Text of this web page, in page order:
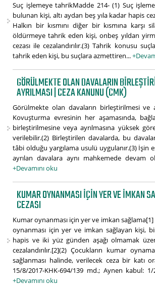
Suç işlemeye tahrikMadde 214- (1) Suç
bulunan kişi, altı aydan beş yıla kadar hapis
Halkın bir kısmını diğer bir kısmına karşı
öldürmeye tahrik eden kişi, onbeş yıldan
cezası ile cezalandırılır.(3) Tahrik konusu
tahrik eden kişi, bu suçlara azmettiren...
GÖRÜLMEKTE OLAN DAVALARIN
AYRILMASI | CEZA KANUNU (CMK)
Görülmekte olan davaların birleştirilmesi ve
Kovuşturma evresinin her aşamasında,
birleştirilmesine veya ayrılmasına yüksek
verilebilir.(2) Birleştirilen davalarda, bu
tâbi olduğu yargılama usulü uygulanır.(3) İşin
ayrılan davalara aynı mahkemede devam
+Devamını oku
KUMAR OYNANMASI IÇIN YER VE IMKAN
CEZASI
Kumar oynanması için yer ve imkan
oynanması için yer ve imkan sağlayan kişi,
hapis ve iki yüz günden aşağı olmamak
cezalandırılır.[2](2) Çocukların kumar
sağlanması halinde, verilecek ceza bir katı
15/8/2017-KHK-694/139 md.; Aynen kabul: 1/
+Devamını oku